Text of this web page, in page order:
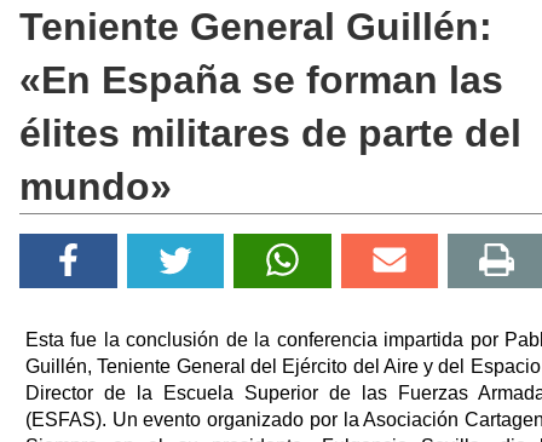
Teniente General Guillén:
«En España se forman las
élites militares de parte del
mundo»
Esta fue la conclusión de la conferencia impartida por
Guillén, Teniente General del Ejército del Aire y del
Director de la Escuela Superior de las Fuerzas
(ESFAS). Un evento organizado por la Asociación